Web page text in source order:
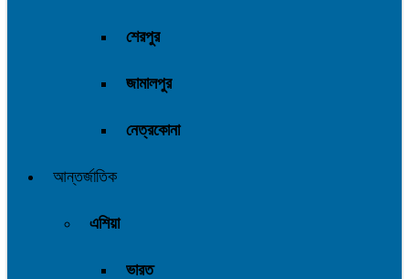
শেরপুর
জামালপুর
নেত্রকোনা
আন্তর্জাতিক
এশিয়া
ভারত